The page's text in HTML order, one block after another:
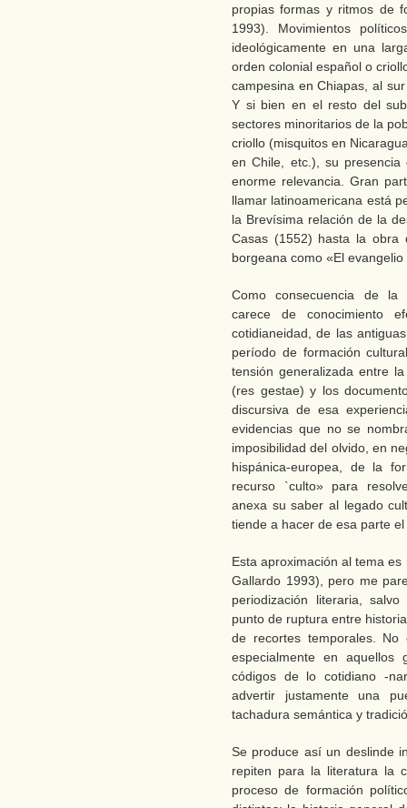
propias formas y ritmos de
1993). Movimientos
ideológicamente en una
orden colonial español o
campesina en Chiapas, al
Y si bien en el resto del
sectores minoritarios de la
criollo (misquitos en
en Chile, etc.), su
enorme relevancia. Gran
llamar latinoamericana está
la Brevísima relación de la
Casas (1552) hasta la obra
borgeana como «El
Como consecuencia de la
carece de conocimiento
cotidianeidad, de las
período de formación
tensión generalizada entre
(res gestae) y los
discursiva de esa
evidencias que no se
imposibilidad del olvido, en
hispánica-europea, de la
recurso `culto» para
anexa su saber al legado
tiende a hacer de esa parte
Esta aproximación al tema
Gallardo 1993), pero me
periodización literaria,
punto de ruptura entre
de recortes temporales. No
especialmente en
códigos de lo cotidiano -
advertir justamente una
tachadura semántica y
Se produce así un deslinde
repiten para la literatura la
proceso de formación